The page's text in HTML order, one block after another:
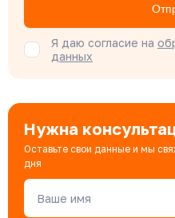
Я даю согласие на
данных
Нужна
Оставьте свои данные и мы
дня
Ваше имя